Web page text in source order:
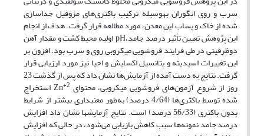
سرب و روی انگوران به‎وسیله ترکیب باکتری‌های مزوفیل جداسازی
شده از خاک و پساب این معدن، مورد مطالعه قرار گرفت. هدف از انجام
این پژوهش تعیین تأثیر درصد جامد،pH اولیه محیط کشت و مقدار آهن
دوظرفیتی در طی فرایند فروشویی میکروبی روی و سرب بود. افزون بر
این تغییرات اسیدیته و پتانسیل اکسایش و احیا نیز مورد ارزیابی قرار
گرفت. نتایج به دست آمده از آزمایش‌ها نشان داد که پس از گذشت 23
روز از شروع آزمون‌های فروشویی میکروبی، محتوای Zn +2 استخراج
شده توسط باکتری‌ها (4/64 درصد) به‌طور معنی‎داری بیشتر از شرایط
بدون باکتری (56/33 درصد) است. نتایج آزمایش‎ها نشان داد افزایش
درصد جامد نمونه‌ها سبب کاهش بازیابی می‌شود، در حالی که افزایش